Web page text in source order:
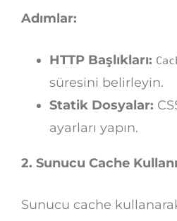
Adımlar:
HTTP Başlıkları:
süresini belirleyin.
Statik Dosyalar:
ayarları yapın.
2. Sunucu Cache
Sunucu cache